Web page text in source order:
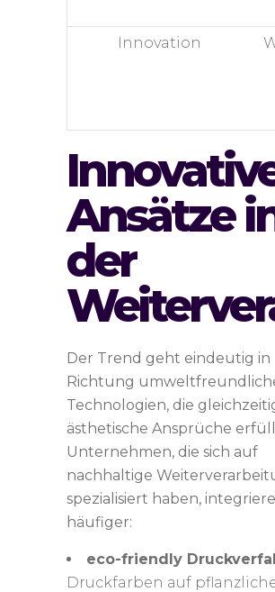
Innovation
Ansätze
der
Der Trend geht eindeutig in
Richtung
Technologien, die
ästhetische Ansprüche
Unternehmen, die sich auf
nachhaltige
spezialisiert haben,
häufiger:
eco-friendly
Druckfarben auf